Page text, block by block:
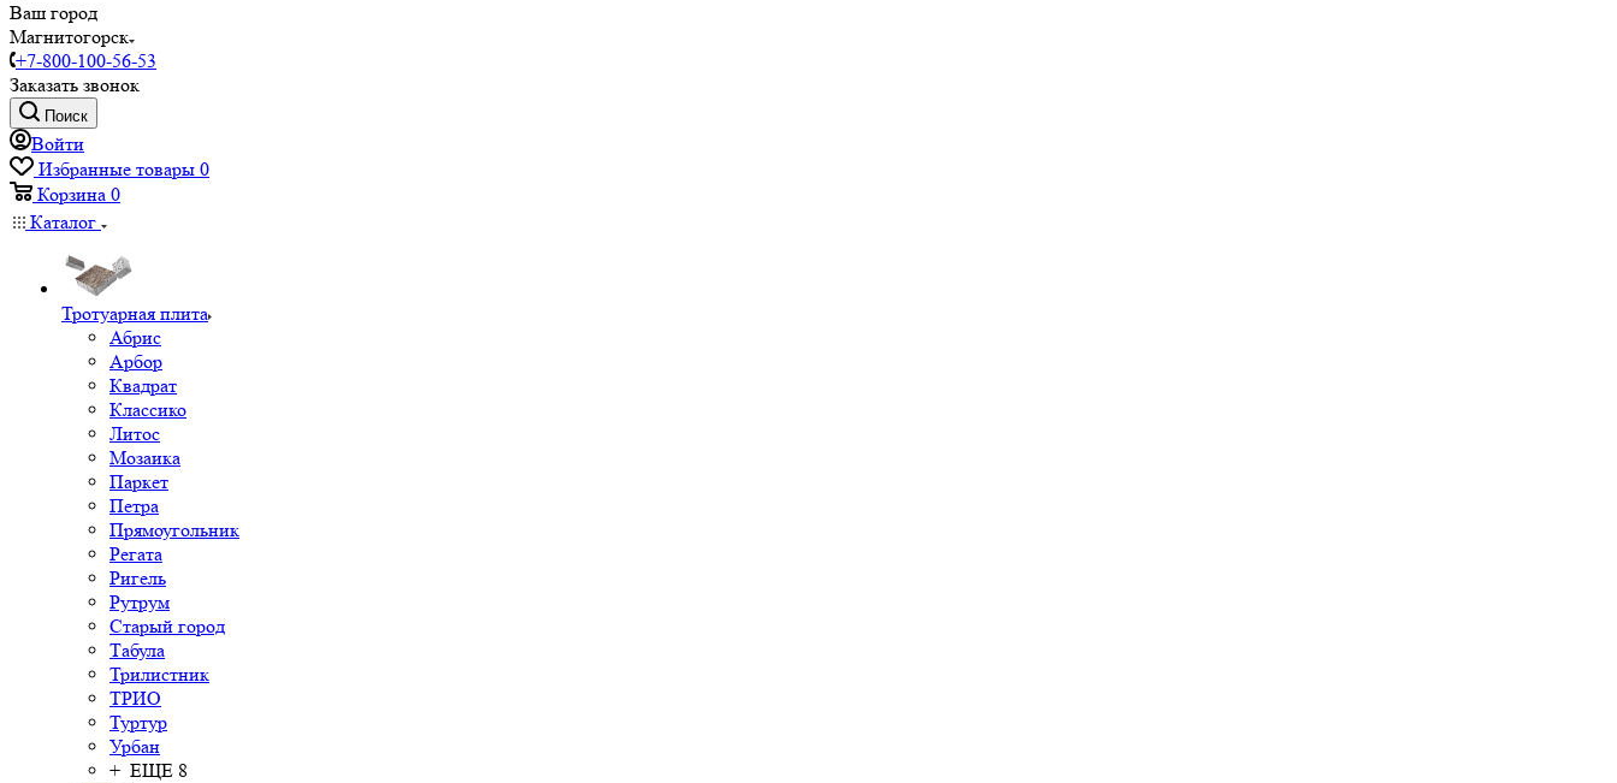
Ваш город
Магнитогорск
+7-800-100-56-53
Заказать звонок
Поиск
Войти
Избранные товары 0
Корзина 0
Каталог
Тротуарная плита
Абрис
Арбор
Квадрат
Классико
Литос
Мозаика
Паркет
Петра
Прямоугольник
Регата
Ригель
Рутрум
Старый город
Табула
Трилистник
ТРИО
Туртур
Урбан
+ ЕЩЕ 8